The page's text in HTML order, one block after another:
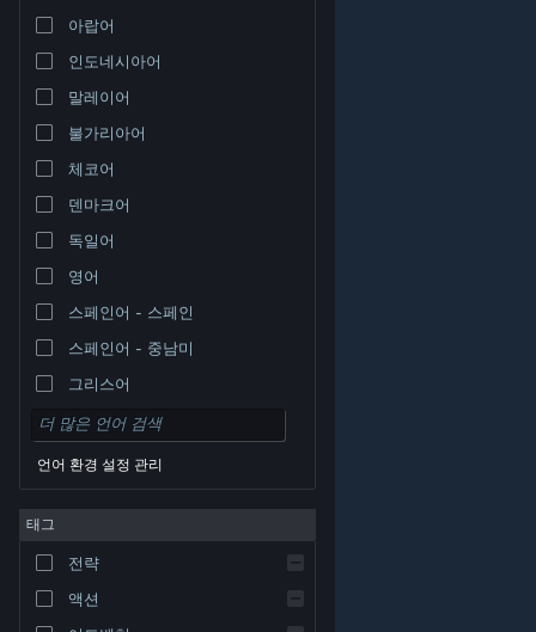
PC 웹사이트 보기
© Valve Corporation. 모든 권리 보유. 모든 상표는 미국
및 기타 국가에서 각각 해당 소유자의 재산입니다.
환불| 쿠키
아랍어
인도네시아어
말레이어
불가리아어
체코어
덴마크어
독일어
영어
스페인어 - 스페인
스페인어 - 중남미
그리스어
언어 환경 설정 관리
태그
전략
액션